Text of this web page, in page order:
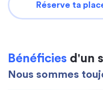
Réserve ta
Bénéficies d'un
Nous sommes